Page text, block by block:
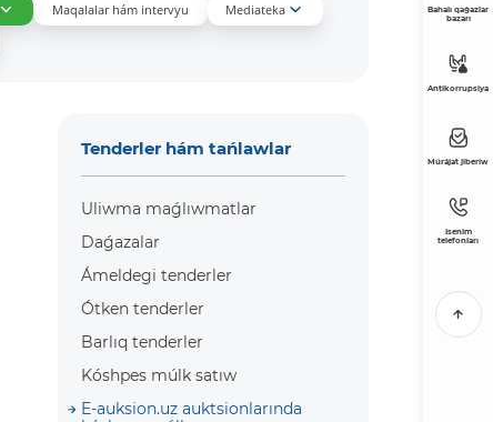
Maqalalar hám intervyu
Mediateka
Tenderler hám tańlawlar
Uliwma maǵlıwmatlar
Daǵazalar
Ámeldegi tenderler
Ótken tenderler
Barlıq tenderler
Kóshpes múlk satıw
E-auksion.uz auktsionlarında
Bahalı qaǵazlar
bazarı
Antikorrupsiya
Múrájat jiberiw
Isenim
telefonları